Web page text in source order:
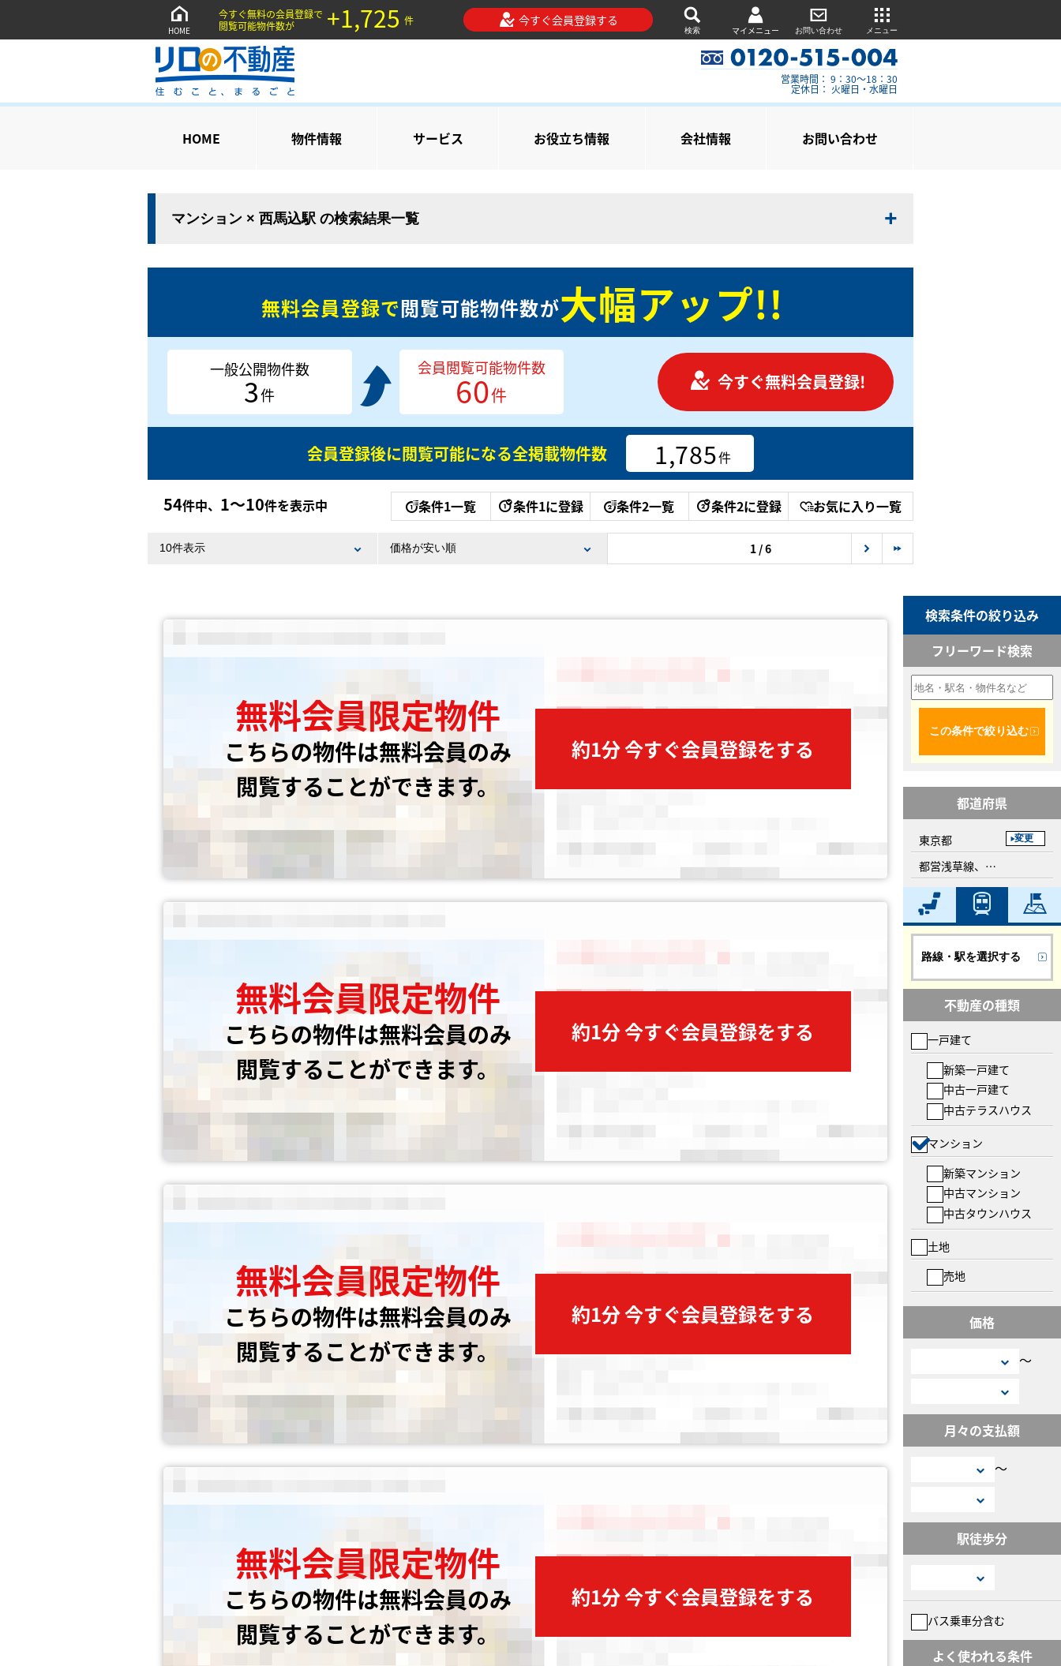
HOME
今すぐ無料の会員登録で
閲覧可能物件数が
+1,725 件 今すぐ会員登録する
検索 マイメニュー お問い合わせ メニュー
営業時間： 9：30～18：30
定休日： 火曜日・水曜日
HOME 物件情報 サービス お役立ち情報 会社情報 お問い合わせ
マンション × 西馬込駅 の検索結果一覧
無料会員登録で閲覧可能物件数が大幅アップ!!
一般公開物件数
3件
会員閲覧可能物件数
60件
今すぐ無料会員登録!
会員登録後に閲覧可能になる全掲載物件数 1,785件
54件中、 1〜10件を表示中 条件1一覧 条件1に登録 条件2一覧 条件2に登録 お気に入り一覧
1 / 6
無料会員限定物件
こちらの物件は無料会員のみ
閲覧することができます。
約1分 今すぐ会員登録をする
無料会員限定物件
こちらの物件は無料会員のみ
閲覧することができます。
約1分 今すぐ会員登録をする
無料会員限定物件
こちらの物件は無料会員のみ
閲覧することができます。
約1分 今すぐ会員登録をする
無料会員限定物件
こちらの物件は無料会員のみ
閲覧することができます。
約1分 今すぐ会員登録をする
検索条件の絞り込み
フリーワード検索
この条件で絞り込む
都道府県
東京都 変更
都営浅草線、西馬込駅
路線・駅を選択する
不動産の種類
一戸建て
新築一戸建て
中古一戸建て
中古テラスハウス
マンション
新築マンション
中古マンション
中古タウンハウス
土地
売地
価格
〜
月々の支払額
〜
駅徒歩分
バス乗車分含む
よく使われる条件